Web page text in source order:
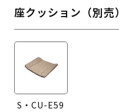
座クッション（別売）
S・CU-E59